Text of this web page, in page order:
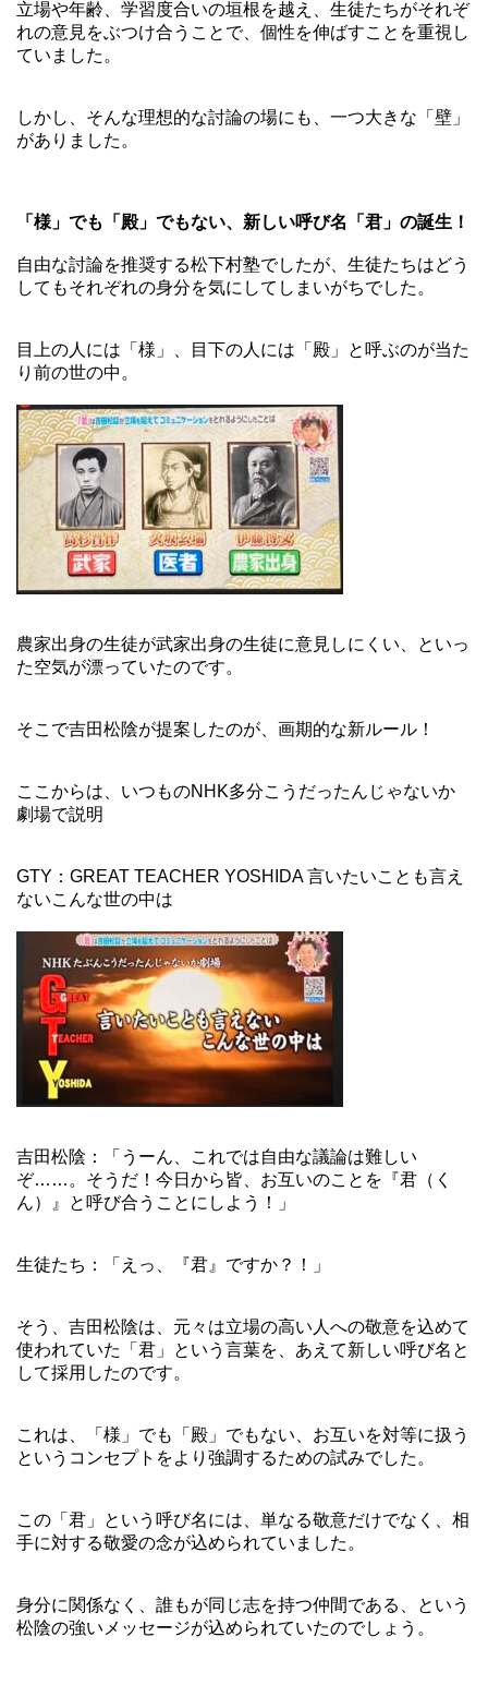
立場や年齢、学習度合いの垣根を越え、生徒たちがそれぞ
れの意見をぶつけ合うことで、個性を伸ばすことを重視し
ていました。
しかし、そんな理想的な討論の場にも、一つ大きな「壁」
がありました。
「様」でも「殿」でもない、新しい呼び名「君」の誕生！
自由な討論を推奨する松下村塾でしたが、生徒たちはどう
してもそれぞれの身分を気にしてしまいがちでした。
目上の人には「様」、目下の人には「殿」と呼ぶのが当た
り前の世の中。
農家出身の生徒が武家出身の生徒に意見しにくい、といっ
た空気が漂っていたのです。
そこで吉田松陰が提案したのが、画期的な新ルール！
ここからは、いつものNHK多分こうだったんじゃないか
劇場で説明
GTY：GREAT TEACHER YOSHIDA 言いたいことも言え
ないこんな世の中は
吉田松陰：「うーん、これでは自由な議論は難しい
ぞ……。そうだ！今日から皆、お互いのことを『君（く
ん）』と呼び合うことにしよう！」
生徒たち：「えっ、『君』ですか？！」
そう、吉田松陰は、元々は立場の高い人への敬意を込めて
使われていた「君」という言葉を、あえて新しい呼び名と
して採用したのです。
これは、「様」でも「殿」でもない、お互いを対等に扱う
というコンセプトをより強調するための試みでした。
この「君」という呼び名には、単なる敬意だけでなく、相
手に対する敬愛の念が込められていました。
身分に関係なく、誰もが同じ志を持つ仲間である、という
松陰の強いメッセージが込められていたのでしょう。